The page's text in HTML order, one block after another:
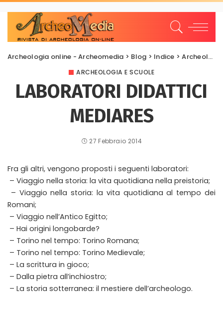
Archeologia online - Archeomedia > Blog > Indice >Archeologia e Scuole
ARCHEOLOGIA E SCUOLE
LABORATORI DIDATTICI
MEDIARES
27 Febbraio 2014
Fra gli altri, vengono proposti i seguenti laboratori:
– Viaggio nella storia: la vita quotidiana nella preistoria;
– Viaggio nella storia: la vita quotidiana al tempo dei
Romani;
– Viaggio nell’Antico Egitto;
– Hai origini longobarde?
– Torino nel tempo: Torino Romana;
– Torino nel tempo: Torino Medievale;
– La scrittura in gioco;
– Dalla pietra all’inchiostro;
– La storia sotterranea: il mestiere dell’archeologo.